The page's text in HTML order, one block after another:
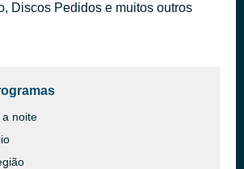
Discos Pedidos e muitos outros
noite